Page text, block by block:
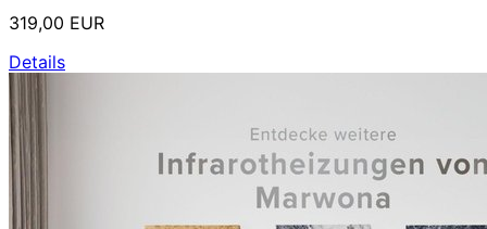
319,00 EUR
Details